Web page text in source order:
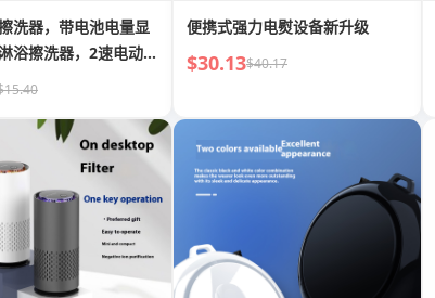
洗器，带电池电量显
浴擦洗器，2速电动擦
可更换刷头，用于清
/窗户的清洁刷
便携式强力电熨设备新升级
$30.13$40.17